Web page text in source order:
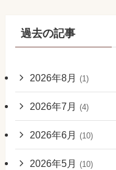
過去の記事
2026年8月 (1)
2026年7月 (4)
2026年6月 (10)
2026年5月 (10)